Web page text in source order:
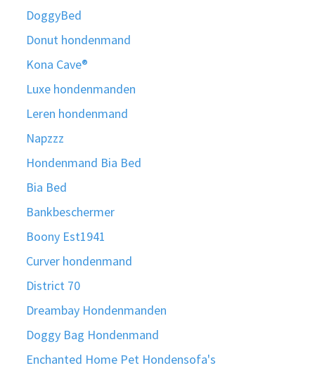
DoggyBed
Donut hondenmand
Kona Cave®
Luxe hondenmanden
Leren hondenmand
Napzzz
Hondenmand Bia Bed
Bia Bed
Bankbeschermer
Boony Est1941
Curver hondenmand
District 70
Dreambay Hondenmanden
Doggy Bag Hondenmand
Enchanted Home Pet Hondensofa's